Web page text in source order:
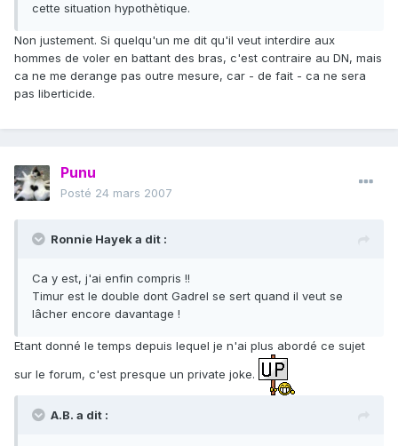
cette situation hypothètique.
Non justement. Si quelqu'un me dit qu'il veut interdire aux
hommes de voler en battant des bras, c'est contraire au DN, mais
ca ne me derange pas outre mesure, car - de fait - ca ne sera
pas liberticide.
Punu
Posté 24 mars 2007
Ronnie Hayek a dit :
Ca y est, j'ai enfin compris !!
Timur est le double dont Gadrel se sert quand il veut se
lâcher encore davantage !
Etant donné le temps depuis lequel je n'ai plus abordé ce sujet
sur le forum, c'est presque un private joke.
A.B. a dit :